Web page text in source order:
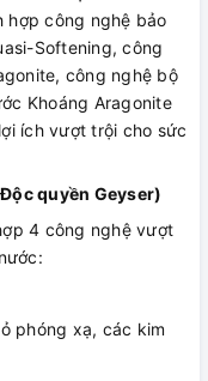
hợp công nghệ bảo
Softening, công
công nghệ bộ
Khoáng Aragonite
ích vượt trội cho sức
quyền Geyser)
4 công nghệ vượt
phóng xạ, các kim